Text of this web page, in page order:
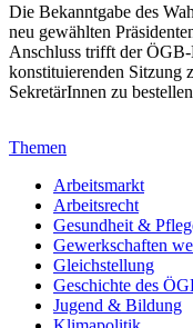
Die Bekanntgabe des
neu gewählten
Anschluss trifft der
konstituierenden Sitzung
SekretärInnen zu
Themen
Arbeitsmarkt
Arbeitsrecht
Gesundheit &
Gewerkschaften
Gleichstellung
Geschichte des
Jugend & Bildung